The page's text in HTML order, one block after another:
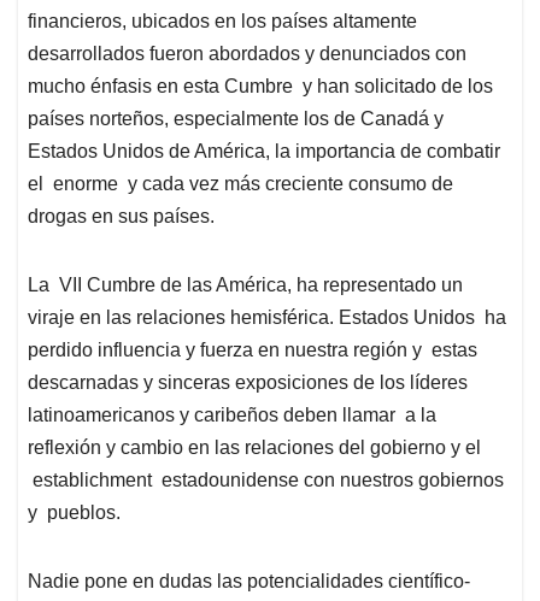
financieros, ubicados en los países altamente
desarrollados fueron abordados y denunciados con
mucho énfasis en esta Cumbre y han solicitado de los
países norteños, especialmente los de Canadá y
Estados Unidos de América, la importancia de combatir
el enorme y cada vez más creciente consumo de
drogas en sus países.
La VII Cumbre de las América, ha representado un
viraje en las relaciones hemisférica. Estados Unidos ha
perdido influencia y fuerza en nuestra región y estas
descarnadas y sinceras exposiciones de los líderes
latinoamericanos y caribeños deben llamar a la
reflexión y cambio en las relaciones del gobierno y el
establichment estadounidense con nuestros gobiernos
y pueblos.
Nadie pone en dudas las potencialidades científico-